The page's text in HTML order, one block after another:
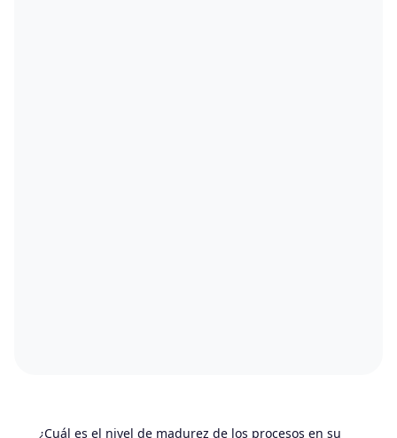
¿Cuál es el nivel de madurez de los procesos en su